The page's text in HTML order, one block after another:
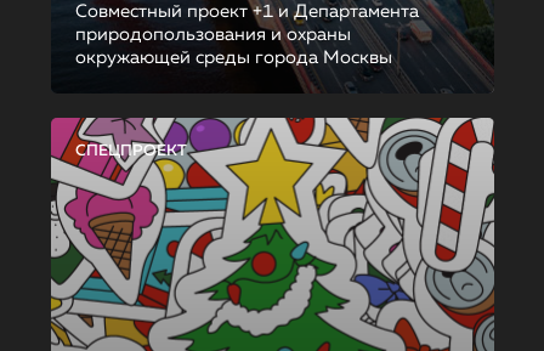
Совместный проект +1 и Департамента
природопользования и охраны
окружающей среды города Москвы
СПЕЦПРОЕКТ